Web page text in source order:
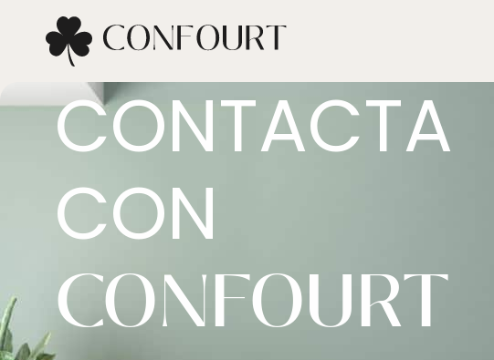
CONTACTA
CON
CONFOURT